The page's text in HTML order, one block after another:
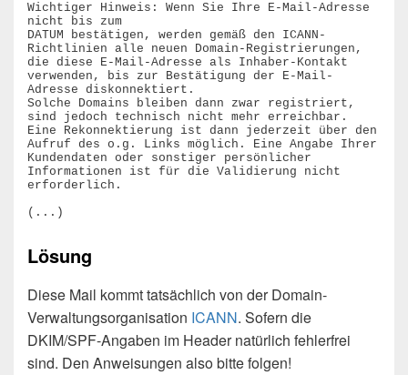
Wichtiger Hinweis: Wenn Sie Ihre E-Mail-Adresse
nicht bis zum
DATUM bestätigen, werden gemäß den ICANN-
Richtlinien alle neuen Domain-Registrierungen,
die diese E-Mail-Adresse als Inhaber-Kontakt
verwenden, bis zur Bestätigung der E-Mail-
Adresse diskonnektiert.
Solche Domains bleiben dann zwar registriert,
sind jedoch technisch nicht mehr erreichbar.
Eine Rekonnektierung ist dann jederzeit über den
Aufruf des o.g. Links möglich. Eine Angabe Ihrer
Kundendaten oder sonstiger persönlicher
Informationen ist für die Validierung nicht
erforderlich.
Lösung
Diese Mail kommt tatsächlich von der Domain-
Verwaltungsorganisation ICANN. Sofern die
DKIM/SPF-Angaben im Header natürlich fehlerfrei
sind. Den Anweisungen also bitte folgen!